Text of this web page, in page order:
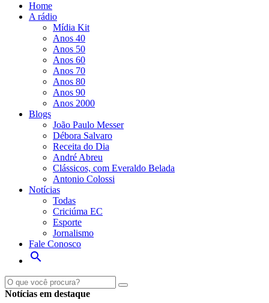
Home
A rádio
Mídia Kit
Anos 40
Anos 50
Anos 60
Anos 70
Anos 80
Anos 90
Anos 2000
Blogs
João Paulo Messer
Débora Salvaro
Receita do Dia
André Abreu
Clássicos, com Everaldo Belada
Antonio Colossi
Notícias
Todas
Criciúma EC
Esporte
Jornalismo
Fale Conosco
search
Notícias em destaque